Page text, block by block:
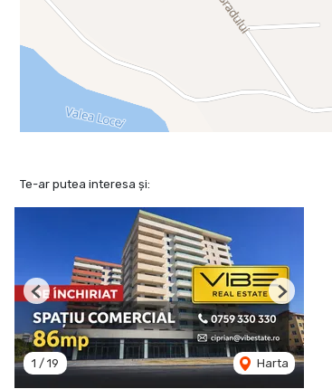
Te-ar putea interesa și:
1 / 19 Harta
Previous Next